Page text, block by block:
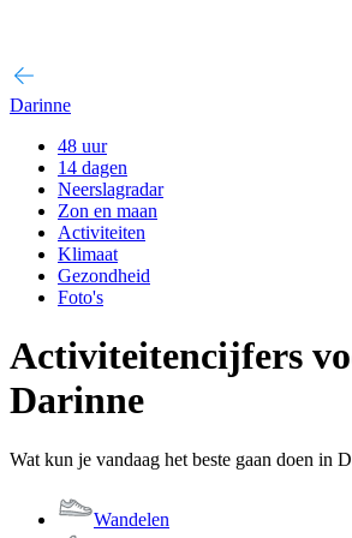
Darinne
48 uur
14 dagen
Neerslagradar
Zon en maan
Activiteiten
Klimaat
Gezondheid
Foto's
Activiteitencijfers
Darinne
Wat kun je vandaag het beste gaan doen in
Wandelen